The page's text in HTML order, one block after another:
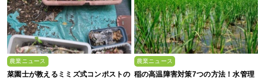
農業ニュース
菜園士が教えるミミズ式コンポストの
農業ニュース
稲の高温障害対策7つの方法！水管理